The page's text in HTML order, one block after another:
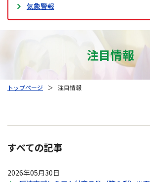
気象警報
注目情報
トップページ ＞ 注目情報
すべての記事
2026年05月30日